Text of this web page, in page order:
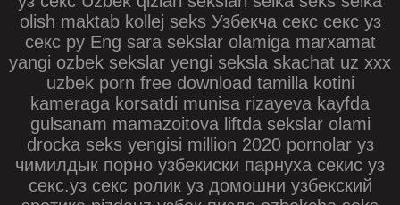
olish maktab kollej seks Узбекча секс секс уз
секс ру Eng sara sekslar olamiga marxamat
yangi ozbek sekslar yengi seksla skachat uz xxx
uzbek porn free download tamilla kotini
kameraga korsatdi munisa rizayeva kayfda
gulsanam mamazoitova liftda sekslar olami
drocka seks yengisi million 2020 pornolar уз
чимилдык порно узбекиски парнуха секис уз
секс.уз секс ролик уз домошни узбекский